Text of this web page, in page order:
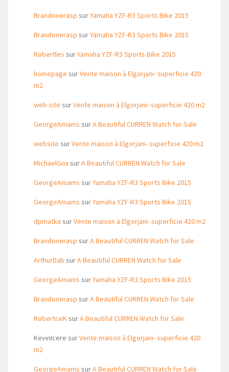
Brandonerasp surYamaha YZF-R3 Sports Bike 2015
Brandonerasp surYamaha YZF-R3 Sports Bike 2015
Robertles surYamaha YZF-R3 Sports Bike 2015
homepage surVente maison à Elgorjani- superficie 420
m2
web site surVente maison à Elgorjani- superficie 420 m2
GeorgeAmams surA Beautiful CURREN Watch for Sale
website surVente maison à Elgorjani- superficie 420 m2
MichaelGoxsurA Beautiful CURREN Watch for Sale
GeorgeAmams surYamaha YZF-R3 Sports Bike 2015
GeorgeAmams surYamaha YZF-R3 Sports Bike 2015
dpmatka surVente maison à Elgorjani- superficie 420 m2
Brandonerasp surA Beautiful CURREN Watch for Sale
ArthurDab surA Beautiful CURREN Watch for Sale
GeorgeAmams surYamaha YZF-R3 Sports Bike 2015
Brandonerasp surA Beautiful CURREN Watch for Sale
RobertceKsurA Beautiful CURREN Watch for Sale
KevinIcere surVente maison à Elgorjani- superficie 420
m2
GeorgeAmams surA Beautiful CURREN Watch for Sale